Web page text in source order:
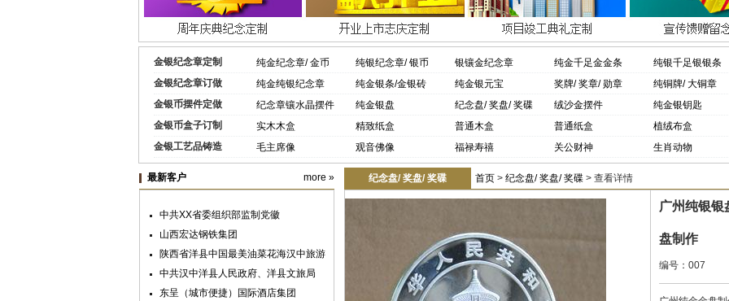
金银纪念章定制 纯金纪念章/ 金币 纯银纪念章/ 银币 银镶金纪念章 纯金千足金金条
纯银千足银银条
金银纪念章订做
纯金纯银纪念章 纯金银条/金银砖 纯金银元宝 奖牌/ 奖章/ 勋章
纯铜牌/ 大铜章
金银币摆件定做
纪念章镶水晶摆件 纯金银盘 纪念盘/ 奖盘/ 奖碟 绒沙金摆件
纯金银钥匙
金银币盒子订制
实木木盒 精致纸盒 普通木盒 普通纸盒
植绒布盒
金银工艺品铸造
毛主席像 观音佛像 福禄寿禧 关公财神 生肖动物
纪念盘/ 奖盘/ 奖碟 首页 > 纪念盘/ 奖盘/ 奖碟 > 查看详情
广州纯银银
盘制作
编号：007
最新客户 more »
山西宏达钢铁集团
陕西省洋县中国最美油菜花海汉中旅游
文化节
中共汉中洋县人民政府、洋县文旅局
东呈（城市便捷）国际酒店集团